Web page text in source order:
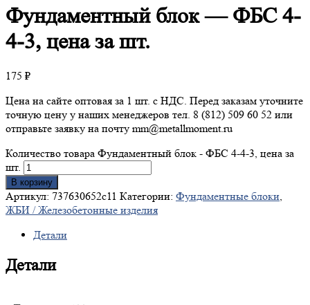
Фундаментныйблок — ФБС 4-
4-3, цена за шт.
175 ₽
Цена на сайте оптовая за 1 шт. с НДС. Перед заказам уточните
точную цену у наших менеджеров тел. 8 (812) 509 60 52 или
отправьте заявку на почту mm@metallmoment.ru
Количество товара Фундаментный блок - ФБС 4-4-3, цена за
шт.
В корзину
Артикул: 737630652c11 Категории: Фундаментные блоки,
ЖБИ / Железобетонные изделия
Детали
Детали